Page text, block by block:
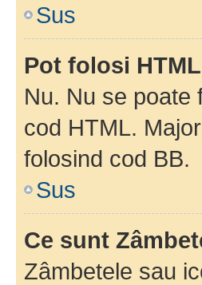
Sus
Pot folosi
Nu. Nu se poate
cod HTML.
folosind cod BB.
Sus
Ce sunt
Zâmbetele sau